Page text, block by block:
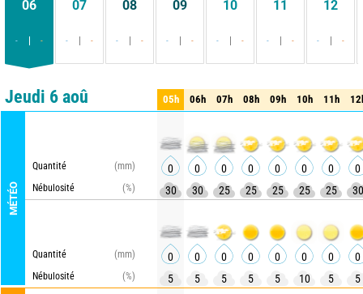
06
- -
07
- -
08
- -
09
- -
10
- -
11
- -
12
- -
Comparateur détaillé synthétique
Jeudi 6 aoû
MÉTÉO
Quantité
(mm)
Nébulosité
(%)
Quantité
(mm)
Nébulosité
(%)
05h 06h 07h 08h 09h 10h 11h
05h 06h 07h 08h 09h 10h 11h
0 0 0 0 0 0 0
0
30
30 25 25 25 25 25 30
0 0 0 0 0 0 0
0
5
5 5 5 5 10 5 5